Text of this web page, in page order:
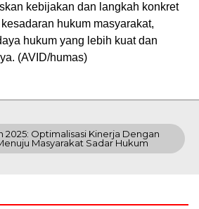
kebijakan dan langkah konkret
hukum masyarakat,
hukum yang lebih kuat dan
(AVID/humas)
2025: Optimalisasi Kinerja Dengan
Masyarakat Sadar Hukum